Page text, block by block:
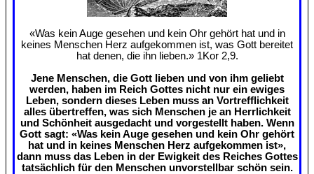
«Was kein Auge gesehen und kein Ohr gehört hat und in
keines Menschen Herz aufgekommen ist, was Gott bereitet
hat denen, die ihn lieben.» 1Kor 2,9.
Jene Menschen, die Gott lieben und von ihm geliebt
werden, haben im Reich Gottes nicht nur ein ewiges
Leben, sondern dieses Leben muss an Vortrefflichkeit
alles übertreffen, was sich Menschen je an Herrlichkeit
und Schönheit ausgedacht und vorgestellt haben. Wenn
Gott sagt: «Was kein Auge gesehen und kein Ohr gehört
hat und in keines Menschen Herz aufgekommen ist»,
dann muss das Leben in der Ewigkeit des Reiches Gottes
tatsächlich für den Menschen unvorstellbar schön sein.